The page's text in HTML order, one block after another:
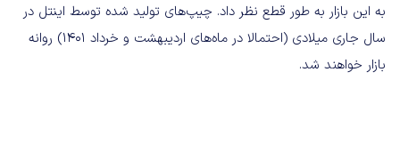
به این بازار به طور قطع نظر داد. چیپ‌های تولید شده توسط اینتل در
سال جاری میلادی (احتمالا در ماه‌های اردیبهشت و خرداد ۱۴۰۱) روانه
بازار خواهند شد.